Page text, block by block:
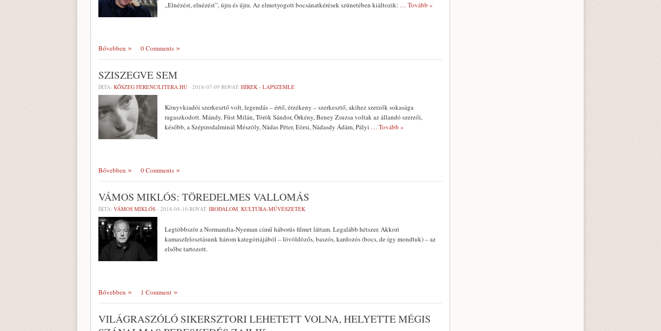
„Elnézést, elnézést”, újra és újra. Az elmotyogott bocsánatkérések szünetében kiáltozik: … Tovább »
Bővebben 0 Comments
SZISZEGVE SEM
ÍRTA: KŐSZEG FERENC/LITERA.HU - 2018-07-09 ROVAT: HÍREK - LAPSZEMLE
Könyvkiadói szerkesztő volt, legendás – értő, érzékeny – szerkesztő, akihez szerzők sokasága
ragaszkodott. Mándy, Füst Milán, Török Sándor, Örkény, Beney Zsuzsa voltak az állandó szerzői,
később, a Szépirodalminál Mészöly, Nádas Péter, Eörsi, Nádasdy Ádám, Pályi … Tovább »
Bővebben 0 Comments
VÁMOS MIKLÓS: TÖREDELMES VALLOMÁS
ÍRTA: VÁMOS MIKLÓS - 2018-04-10 ROVAT: IRODALOM, KULTÚRA-MŰVÉSZETEK
Legtöbbször a Normandia-Nyeman című háborús filmet láttam. Legalább hétszer. Akkori
kamaszfelosztásunk három kategóriájából – lövöldözős, baszós, kardozós (bocs, de így mondtuk) – az
elsőbe tartozott.
Bővebben 1 Comment
VILÁGRASZÓLÓ SIKERSZTORI LEHETETT VOLNA, HELYETTE MÉGIS